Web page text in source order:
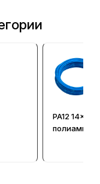
PA12 14x11